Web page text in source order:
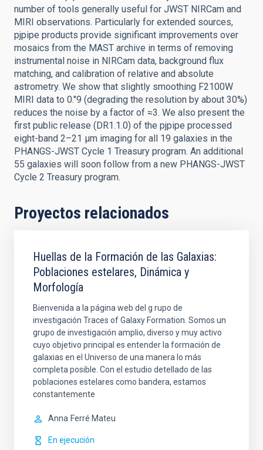
number of tools generally useful for JWST NIRCam and
MIRI observations. Particularly for extended sources,
pjpipe products provide significant improvements over
mosaics from the MAST archive in terms of removing
instrumental noise in NIRCam data, background flux
matching, and calibration of relative and absolute
astrometry. We show that slightly smoothing F2100W
MIRI data to 0.″9 (degrading the resolution by about 30%)
reduces the noise by a factor of ≈3. We also present the
first public release (DR1.1.0) of the pjpipe processed
eight-band 2–21 μm imaging for all 19 galaxies in the
PHANGS-JWST Cycle 1 Treasury program. An additional
55 galaxies will soon follow from a new PHANGS-JWST
Cycle 2 Treasury program.
Proyectos relacionados
Huellas de la Formación de las Galaxias:
Poblaciones estelares, Dinámica y
Morfología
Bienvenida a la página web del g rupo de
investigación Traces of Galaxy Formation. Somos un
grupo de investigación amplio, diverso y muy activo
cuyo objetivo principal es entender la formación de
galaxias en el Universo de una manera lo más
completa posible. Con el estudio detellado de las
poblaciones estelares como bandera, estamos
constantemente
Anna Ferré Mateu
En ejecución